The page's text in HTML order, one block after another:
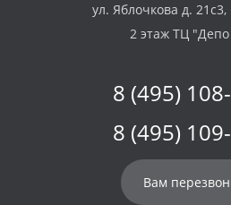
ул. Яблочкова д.
2 этаж ТЦ
8 (495)
8 (495)
Вам